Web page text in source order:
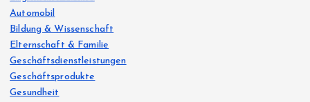
r
:
Automobil
Bildung & Wissenschaft
Elternschaft & Familie
Geschäftsdienstleistungen
Geschäftsprodukte
Gesundheit